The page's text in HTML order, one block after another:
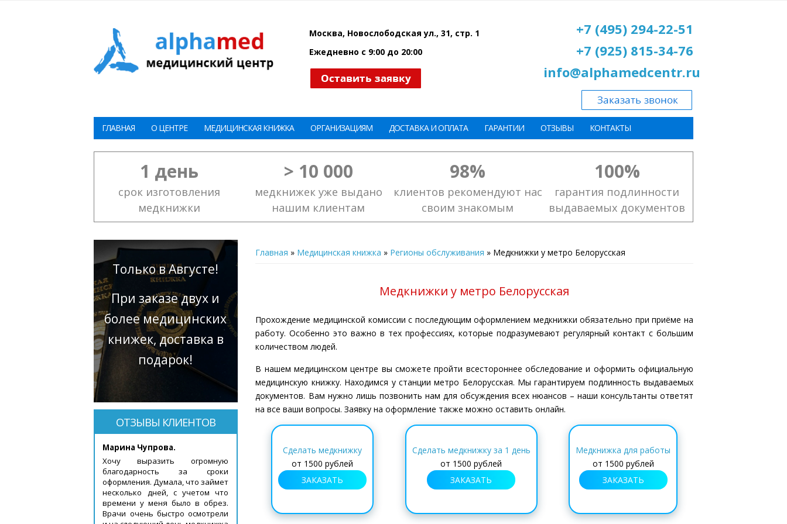
Москва, Новослободская ул., 31, стр. 1
Ежедневно с 9:00 до 20:00
+7 (495) 294-22-51
+7 (925) 815-34-76
info@alphamedcentr.ru
ГЛАВНАЯ О ЦЕНТРЕ МЕДИЦИНСКАЯ КНИЖКА ОРГАНИЗАЦИЯМ ДОСТАВКА И ОПЛАТА ГАРАНТИИ ОТЗЫВЫ КОНТАКТЫ
1 день
срок изготовления
медкнижки
> 10 000
медкнижек уже выдано
нашим клиентам
98%
клиентов рекомендуют нас
своим знакомым
100%
гарантия подлинности
выдаваемых документов
Главная » Медицинская книжка » Регионы обслуживания » Медкнижки у метро Белорусская
Медкнижки у метро Белорусская
Прохождение медицинской комиссии с последующим оформлением медкнижки обязательно при приёме на
работу. Особенно это важно в тех профессиях, которые подразумевают регулярный контакт с большим
количеством людей.
В нашем медицинском центре вы сможете пройти всестороннее обследование и оформить официальную
медицинскую книжку. Находимся у станции метро Белорусская. Мы гарантируем подлинность выдаваемых
документов. Вам нужно лишь позвонить нам для обсуждения всех нюансов – наши консультанты ответят
на все ваши вопросы. Заявку на оформление также можно оставить онлайн.
Сделать медкнижку
от 1500 рублей
ЗАКАЗАТЬ
Сделать медкнижку за 1 день
от 1500 рублей
ЗАКАЗАТЬ
Медкнижка для работы
от 1500 рублей
ЗАКАЗАТЬ
Только в Августе!
При заказе двух и
более медицинских
книжек, доставка в
подарок!
ОТЗЫВЫ КЛИЕНТОВ
Марина Чупрова.
Хочу выразить огромную
благодарность за сроки
оформления. Думала, что займет
несколько дней, с учетом что
времени у меня было в обрез.
Врачи очень быстро осмотрели